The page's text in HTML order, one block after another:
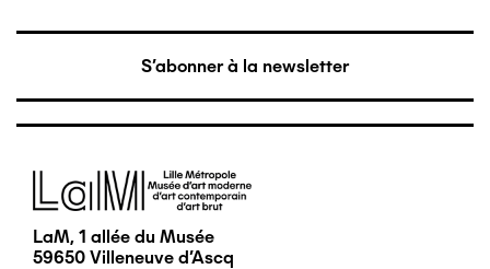
S'abonner à la newsletter
Image
LaM, 1 allée du Musée
59650 Villeneuve d'Ascq